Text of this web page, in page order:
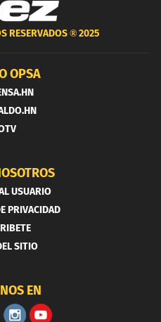
RESERVADOS ®2025
OPSA
USUARIO
PRIVACIDAD
SITIO
EN